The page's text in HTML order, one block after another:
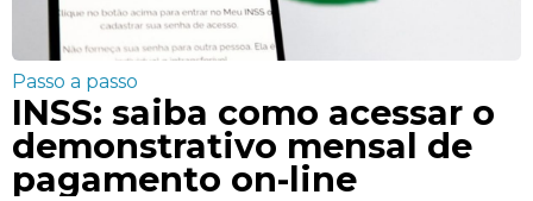
Passo a passo
INSS: saiba como acessar o
demonstrativo mensal de
pagamento on-line